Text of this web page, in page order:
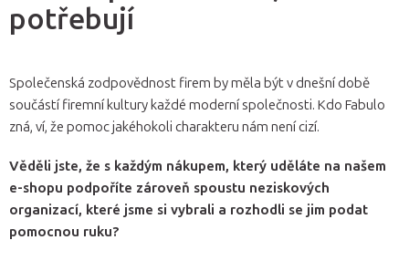
potřebují
Společenská zodpovědnost firem by měla být v dnešní době
součástí firemní kultury každé moderní společnosti. Kdo Fabulo
zná, ví, že pomoc jakéhokoli charakteru nám není cizí.
Věděli jste, že s každým nákupem, který uděláte na našem
e-shopu podpoříte zároveň spoustu neziskových
organizací, které jsme si vybrali a rozhodli se jim podat
pomocnou ruku?